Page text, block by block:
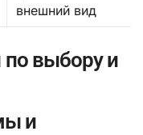
внешний вид
по выбору и
и